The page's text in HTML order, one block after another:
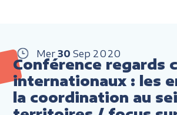
Mer 30 Sep 2020
Conférence regards
internationaux : les
la coordination au